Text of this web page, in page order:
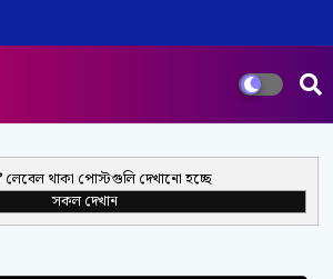
লেবেল থাকা পোস্টগুলি দেখানো হচ্ছে
সকল দেখান